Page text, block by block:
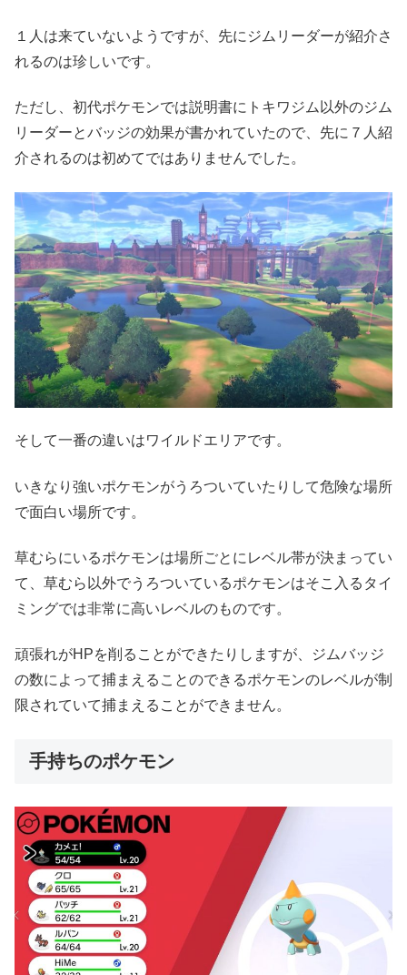
１人は来ていないようですが、先にジムリーダーが紹介さ
れるのは珍しいです。
ただし、初代ポケモンでは説明書にトキワジム以外のジム
リーダーとバッジの効果が書かれていたので、先に７人紹
介されるのは初めてではありませんでした。
そして一番の違いはワイルドエリアです。
いきなり強いポケモンがうろついていたりして危険な場所
で面白い場所です。
草むらにいるポケモンは場所ごとにレベル帯が決まってい
て、草むら以外でうろついているポケモンはそこ入るタイ
ミングでは非常に高いレベルのものです。
頑張れがHPを削ることができたりしますが、ジムバッジ
の数によって捕まえることのできるポケモンのレベルが制
限されていて捕まえることができません。
手持ちのポケモン